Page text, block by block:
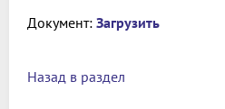
Документ: Загрузить
Назад в раздел